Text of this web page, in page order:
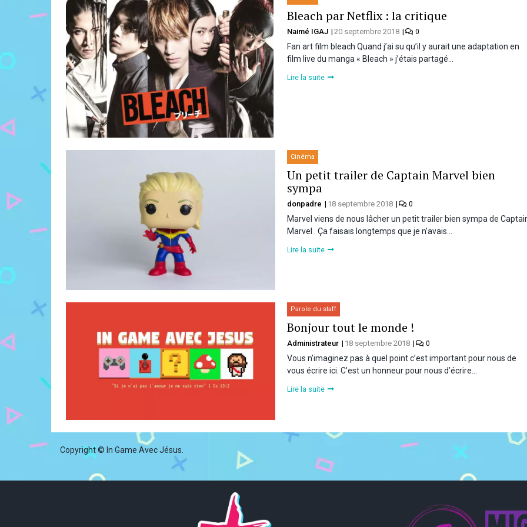
Bleach par Netflix : la critique
Naimé IGAJ 20 septembre 2018 0
Fan art film bleach Quand j’ai su qu’il y aurait une adaptation en
film live du manga « Bleach » j’étais partagé…
Lire la suite
Cinéma
Un petit trailer de Captain Marvel bien
sympa
donpadre 18 septembre 2018 0
Marvel viens de nous lâcher un petit trailer bien sympa de
Marvel . Ça faisais longtemps que je n’avais…
Lire la suite
Parole du staff
Bonjour tout le monde !
Administrateur 18 septembre 2018 0
Vous n’imaginez pas à quel point c’est important pour nous de
vous écrire ici. C’est un honneur pour nous d’écrire…
Lire la suite
Copyright © In Game Avec Jésus.